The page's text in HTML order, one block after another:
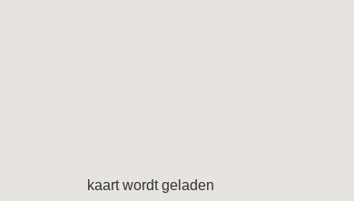
kaart wordt geladen